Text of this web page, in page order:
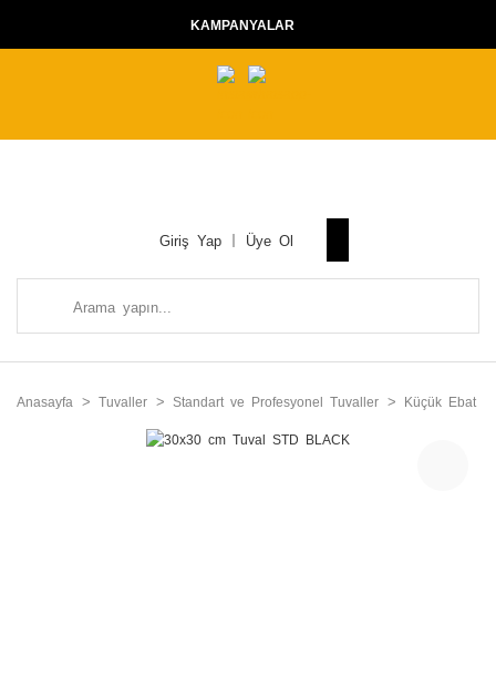
KAMPANYALAR
Giriş Yap Üye Ol
Anasayfa Tuvaller Standart ve Profesyonel Tuvaller Küçük Ebat